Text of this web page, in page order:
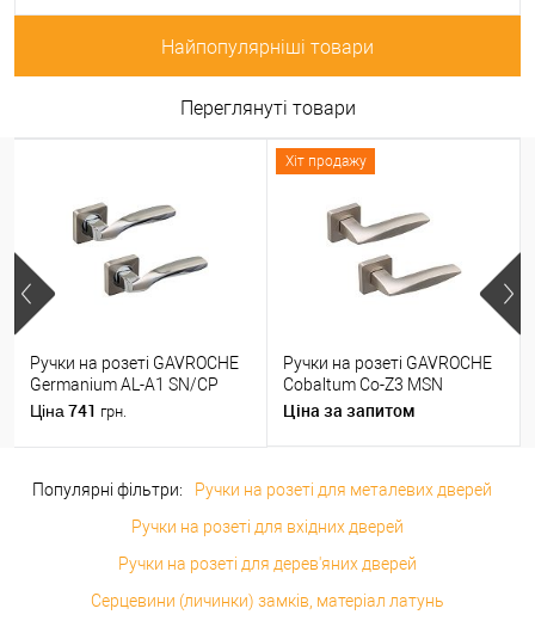
Найпопулярніші товари
Переглянуті товари
Ручки на розеті GAVROCHE
Germanium AL-A1 SN/CP
нікель/хром
Ціна 741 грн.
Хіт продажу
Ручки на розеті GAVROCHE
Cobaltum Co-Z3 MSN
матовий нікель
Ціна за запитом
Популярні фільтри:
Ручки на розеті для металевих дверей
Ручки на розеті для вхідних дверей
Ручки на розеті для дерев'яних дверей
Серцевини (личинки) замків, матеріал латунь